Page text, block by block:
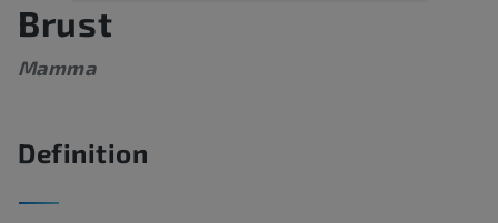
Brust
Mamma
Definition